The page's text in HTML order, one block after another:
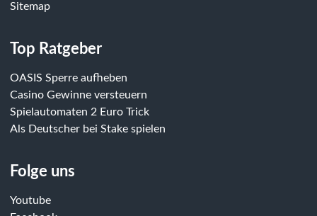
Sitemap
Top Ratgeber
OASIS Sperre aufheben
Casino Gewinne versteuern
Spielautomaten 2 Euro Trick
Als Deutscher bei Stake spielen
Folge uns
Youtube